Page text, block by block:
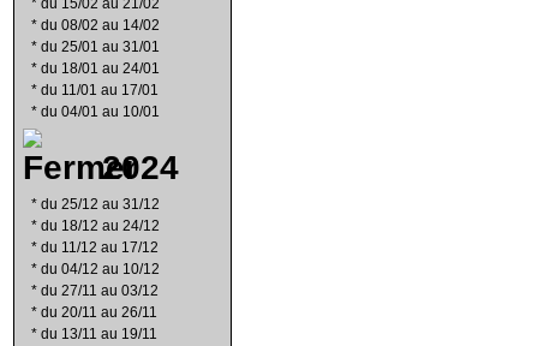
* du 15/02 au 21/02
* du 08/02 au 14/02
* du 25/01 au 31/01
* du 18/01 au 24/01
* du 11/01 au 17/01
* du 04/01 au 10/01
2024
* du 25/12 au 31/12
* du 18/12 au 24/12
* du 11/12 au 17/12
* du 04/12 au 10/12
* du 27/11 au 03/12
* du 20/11 au 26/11
* du 13/11 au 19/11